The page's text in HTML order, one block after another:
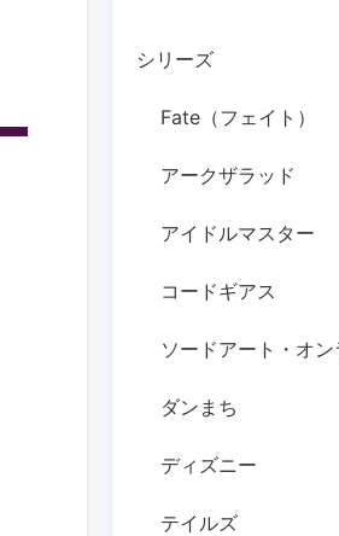
シリーズ
Fate（フェイト）
アークザラッド
アイドルマスター
コードギアス
ソードアート・オン
ダンまち
ディズニー
テイルズ